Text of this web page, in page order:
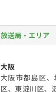
放送局・エリア
大阪
大阪市都島区
区、東淀川区、